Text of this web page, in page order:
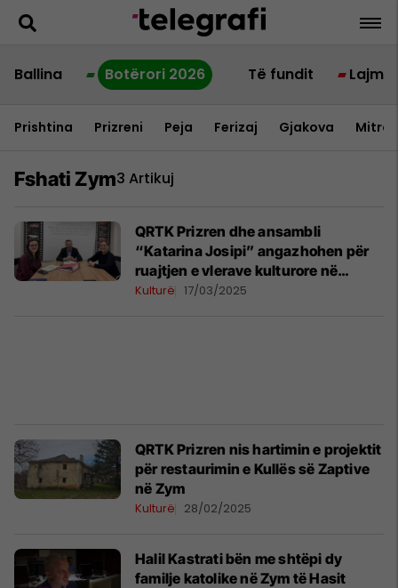
Ballina Botërori 2026 Të fundit Lajme
Prishtina Prizreni Peja Ferizaj Gjakova
Fshati Zym3 Artikuj
QRTK Prizren dhe ansambli
“Katarina Josipi” angazhohen për
ruajtjen e vlerave kulturore në
fshatin Zym
Kulturë 17/03/2025
QRTK Prizren nis hartimin e projektit
për restaurimin e Kullës së Zaptive
në Zym
Kulturë 28/02/2025
Halil Kastrati bën me shtëpi dy
familje katolike në Zym të Hasit